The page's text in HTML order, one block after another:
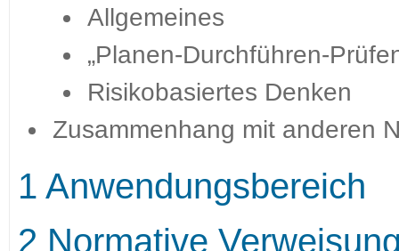
Allgemeines
„Planen-Durchführen-
Risikobasiertes Denken
Zusammenhang mit anderen
1 Anwendungsbereich
2 Normative